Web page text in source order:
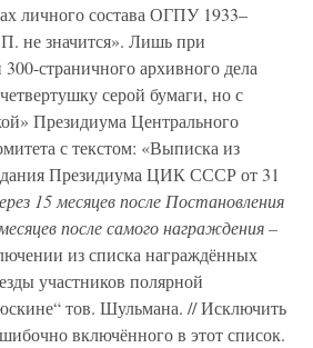
личного состава ОГПУ 1933–
не значится». Лишь при
страничного архивного дела
серой бумаги, но с
Президиума Центрального
с текстом: «Выписка из
Президиума ЦИК СССР от 31
15 месяцев после Постановления
после самого награждения –
из списка награждённых
участников полярной
тов. Шульмана. // Исключить
включённого в этот список.